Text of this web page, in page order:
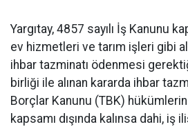
Yargıtay, 4857 sayılı İş Kanunu
ev hizmetleri ve tarım işleri gibi
ihbar tazminatı ödenmesi
birliği ile alınan kararda ihbar
Borçlar Kanunu (TBK)
kapsamı dışında kalınsa dahi, iş